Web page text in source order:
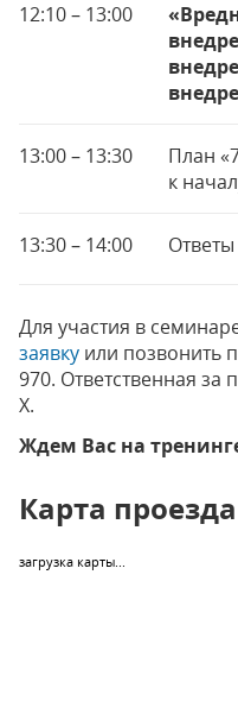
12:10 – 13:00
13:00 – 13:30
План
к
13:30 – 14:00
Для участия в
заявку или позвонить
970. Ответственная
Х.
Ждем Вас на
Карта проезда
загрузка карты...